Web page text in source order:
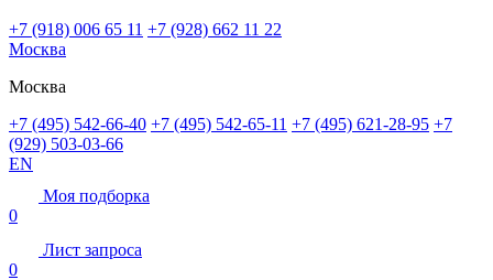
+7 (918) 006 65 11 +7 (928) 662 11 22
Москва
Москва
+7 (495) 542-66-40 +7 (495) 542-65-11 +7 (495) 621-28-95 +7
(929) 503-03-66
EN
Моя подборка
0
Лист запроса
0